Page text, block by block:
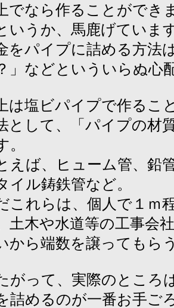
でなら作ることができ
いうか、馬鹿げていま
をパイプに詰める方法
」などといういらぬ心
は塩ビパイプで作るこ
として、「パイプの材
。
えば、ヒューム管、鉛
イル鋳鉄管など。
これらは、個人で１ｍ
土木や水道等の工事会
から端数を譲ってもら
がって、実際のところ
詰めるのが一番お手ご